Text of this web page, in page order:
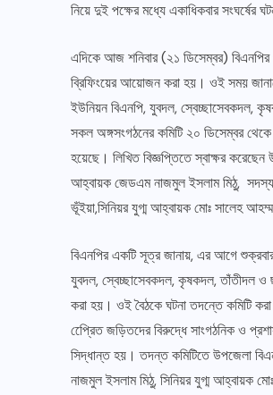
নিয়ে দুই পক্ষের মধ্যে একাধিকবার সংঘর্ষের
এদিকে আজ শনিবার (২১ ডিসেম্বর)
ব্রিফিংয়ের আয়োজন করা হয়। ওই সময়
ইউনিয়ন বিএনপি, যুবদল, স্বেচ্ছাসেবকদল,
সকল অঙ্গসংগঠনের কমিটি ২০ ডিসেম্বর
হয়েছে। লিখিত বিজ্ঞপ্তিতে স্বাক্ষর করেছেন
আহ্বায়ক জেডএম নাজমুল ইসলাম মিঠু, সদস্য
ভূঁইয়া,সিনিয়র যুগ্ম আহ্বায়ক মোঃ সালেহ
বিএনপির একটি সূত্র জানায়, এর আগে
যুবদল, স্বেচ্ছাসেবকদল, কৃষকদল, তাঁতীদল ও
করা হয়। ওই বৈঠকে ঘটনা তদন্তে কমিটি
প্রেেিত জড়িতদের বিরুদ্ধে সাংগঠনিক ও
সিদ্ধান্ত হয়। তদন্ত কমিটিতে উপজেলা
নাজমুল ইসলাম মিঠু, সিনিয়র যুগ্ম আহ্বায়ক